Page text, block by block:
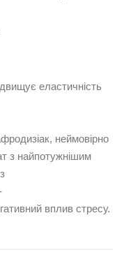
еластичність
неймовірно
з найпотужнішим
вплив стресу.